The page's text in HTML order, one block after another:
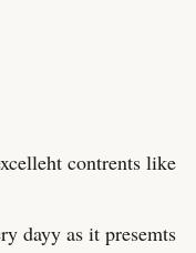
contrents like
dayy as it presemts